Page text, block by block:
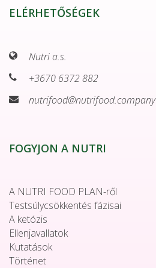
ELÉRHETŐSÉGEK
Nutri a.s.
+3670 6372 882
nutrifood@nutrifood.company
FOGYJON A NUTRI
A NUTRI FOOD PLAN-ről
Testsúlycsökkentés fázisai
A ketózis
Ellenjavallatok
Kutatások
Történet